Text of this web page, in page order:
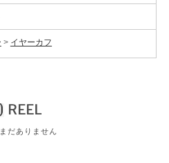
イヤーカフ
REEL
だありません